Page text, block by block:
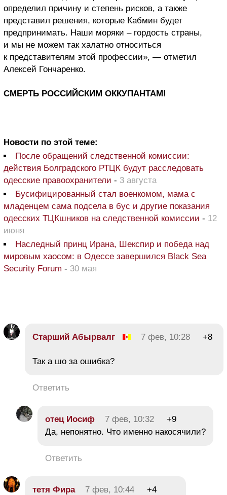
определил причину и степень рисков, а также
представил решения, которые Кабмин будет
предпринимать. Наши моряки – гордость страны,
и мы не можем так халатно относиться
к представителям этой профессии», — отметил
Алексей Гончаренко.
СМЕРТЬ РОССИЙСКИМ ОККУПАНТАМ!
Новости по этой теме:
После обращений следственной комиссии:
действия Болградского РТЦК будут расследовать
одесские правоохранители - 3 августа
Бусифицированный стал военкомом, мама с
младенцем сама подсела в бус и другие показания
одесских ТЦКшников на следственной комиссии - 12
июня
Наследный принц Ирана, Шекспир и победа над
мировым хаосом: в Одессе завершился Black Sea
Security Forum - 30 мая
Старший Абырвалг 7 фев, 10:28 +8
Так а шо за ошибка?
Ответить
отец Иосиф 7 фев, 10:32
+9
Да, непонятно. Что именно накосячили?
Ответить
тетя Фира 7 фев, 10:44
+4